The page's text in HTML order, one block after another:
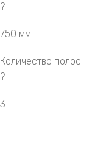
?
750 мм
Количество полос
?
3